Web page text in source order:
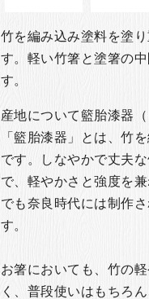
竹を編み込み塗料を塗
す。軽い竹箸と塗箸の
す。
産地について籃胎漆器（
「籃胎漆器」とは、竹
です。しなやかで丈夫
で、軽やかさと強度を
でも奈良時代には制作
す。
お箸においても、竹の
く、普段使いはもちろ